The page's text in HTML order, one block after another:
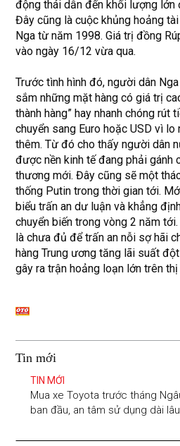
động thái dẫn đến khối lượng lớn
Đây cũng là cuộc khủng hoảng
Nga từ năm 1998. Giá trị đồng
vào ngày 16/12 vừa qua.
Trước tình hình đó, người dân
sắm những mặt hàng có giá trị
thành hàng” hay nhanh chóng rút
chuyển sang Euro hoặc USD vì
thêm. Từ đó cho thấy người dân
được nền kinh tế đang phải gánh
thương mới. Đây cũng sẽ một
thống Putin trong thời gian tới.
biểu trấn an dư luận và khẳng
chuyển biến trong vòng 2 năm
là chưa đủ để trấn an nỗi sợ hãi
hàng Trung ương tăng lãi suất
gây ra trận hoảng loạn lớn trên
Tin mới
TIN MỚI
Mua xe Toyota trước tháng
ban đầu, an tâm sử dụng dài lâu